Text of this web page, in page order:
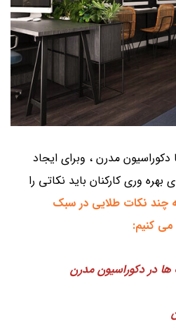
مدرن ، وبرای ایجاد
وری کارکنان باید نکاتی را
چند نکات طلایی در سبک
می کنیم:
در دکوراسیون مدرن